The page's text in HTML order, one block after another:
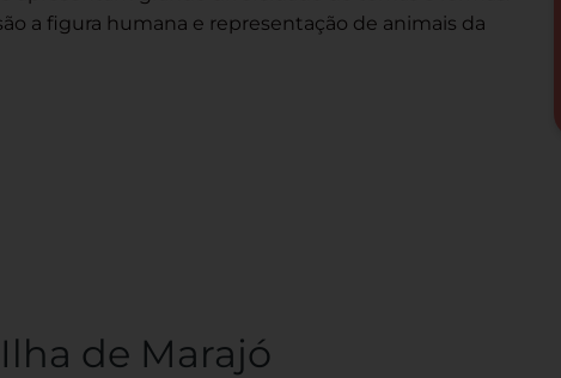
a figura humana e representação de animais da
de Marajó